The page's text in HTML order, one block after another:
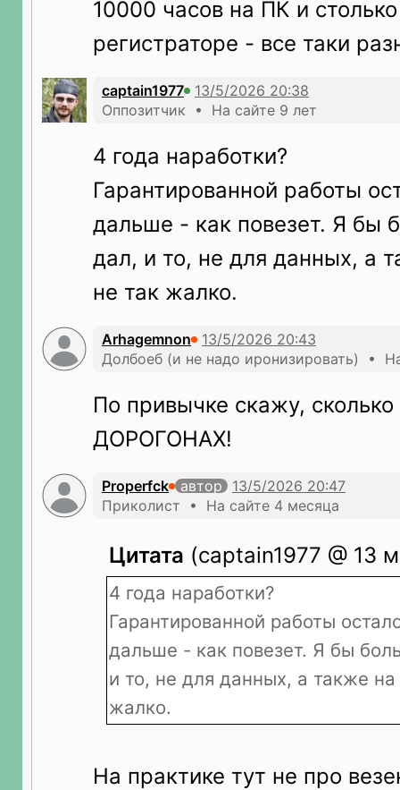
10000 часов на ПК и
регистраторе - все таки
captain1977
Оппозитчик • На сайте 9 лет
4 года наработки?
Гарантированной работы
дальше - как повезет. Я бы
дал, и то, не для данных, а
не так жалко.
Arhagemnon
Долбоеб (и не надо иронизировать) •
По привычке скажу,
ДОРОГОНАХ!
Properfck
автор
Приколист • На сайте 4 месяца
Цитата (captain1977 @ 13
4 года наработки?
Гарантированной работы
дальше - как повезет. Я бы
и то, не для данных, а также на
жалко.
На практике тут не про